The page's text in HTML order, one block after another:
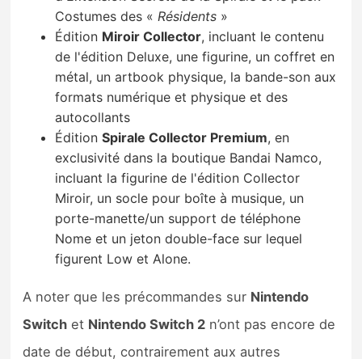
Costumes des «Résidents »
Édition Miroir Collector, incluant le contenu
de l'édition Deluxe, une figurine, un coffret en
métal, un artbook physique, la bande-son aux
formats numérique et physique et des
autocollants
ÉditionSpirale Collector Premium, en
exclusivité dans la boutique Bandai Namco,
incluant la figurine de l'édition Collector
Miroir, un socle pour boîte à musique, un
porte-manette/un support de téléphone
Nome et un jeton double-face sur lequel
figurent Low et Alone.
A noter que les précommandes sur Nintendo
Switch et Nintendo Switch 2 n’ont pas encore de
date de début, contrairement aux autres